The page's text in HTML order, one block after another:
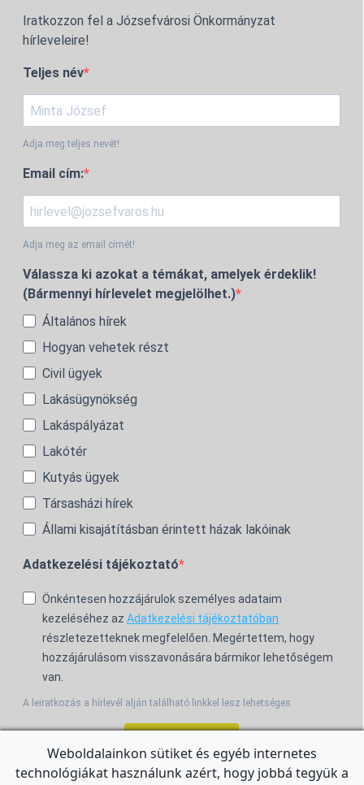
Iratkozzon fel a Józsefvárosi Önkormányzat
hírleveleire!
Teljes név
Adja meg teljes nevét!
Email cím:
Adja meg az email címét!
Válassza ki azokat a témákat, amelyek érdeklik!
(Bármennyi hírlevelet megjelölhet.)
Általános hírek
Hogyan vehetek részt
Civil ügyek
Lakásügynökség
Lakáspályázat
Lakótér
Kutyás ügyek
Társasházi hírek
Állami kisajátításban érintett házak lakóinak
Adatkezelési tájékoztató
Önkéntesen hozzájárulok személyes adataim
kezeléséhez az Adatkezelési tájékoztatóban
részletezetteknek megfelelően. Megértettem, hogy
hozzájárulásom visszavonására bármikor lehetőségem
van.
A leiratkozás a hírlevél alján található linkkel lesz lehetséges.
Weboldalainkon sütiket és egyéb internetes
technológiákat használunk azért, hogy jobbá tegyük a